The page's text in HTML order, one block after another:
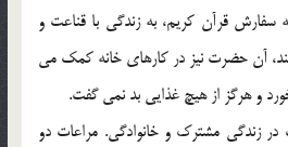
سفارش قرآن کريم، به زندگي با قناعت و
آن حضرت نيز در کارهاي خانه کمک مي
و هرگز از هيچ غذايي بد نمي گفت.
زندگي مشترک و خانوادگي. مراعات دو